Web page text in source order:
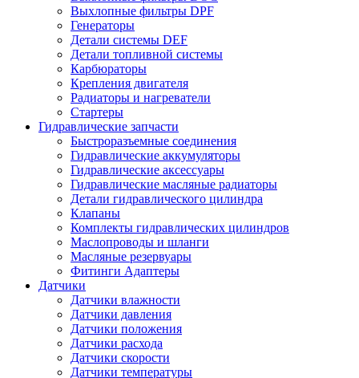
Выхлопные фильтры DPF
Генераторы
Детали системы DEF
Детали топливной системы
Карбюраторы
Крепления двигателя
Радиаторы и нагреватели
Стартеры
Гидравлические запчасти
Быстроразъемные соединения
Гидравлические аккумуляторы
Гидравлические аксессуары
Гидравлические масляные радиаторы
Детали гидравлического цилиндра
Клапаны
Комплекты гидравлических цилиндров
Маслопроводы и шланги
Масляные резервуары
Фитинги Адаптеры
Датчики
Датчики влажности
Датчики давления
Датчики положения
Датчики расхода
Датчики скорости
Датчики температуры